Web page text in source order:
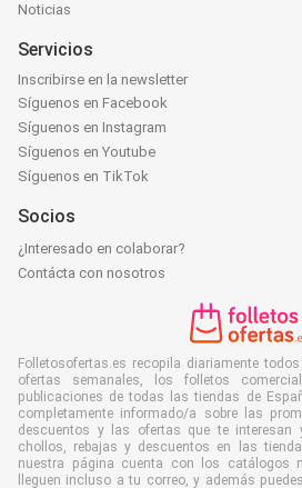
Noticias
Servicios
Inscribirse en la newsletter
Síguenos en Facebook
Síguenos en Instagram
Síguenos en Youtube
Síguenos en TikTok
Socios
¿Interesado en colaborar?
Contácta con nosotros
Folletosofertas.es recopila diariamente
ofertas semanales, los folletos
publicaciones de todas las tiendas de
completamente informado/a sobre las
descuentos y las ofertas que te interesan
chollos, rebajas y descuentos en las
nuestra página cuenta con los catálogos
lleguen incluso a tu correo, y además